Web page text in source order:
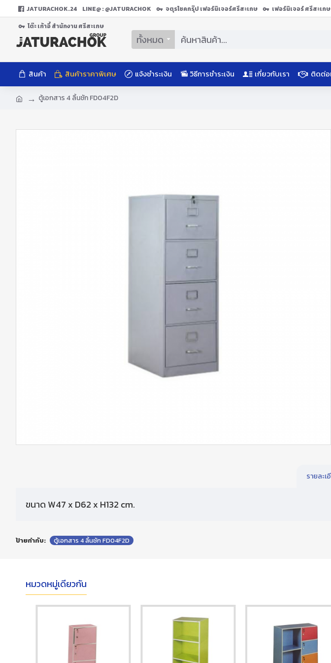
JATURACHOK.24 LINE@ : @JATURACHOK จตุรโชคกรุ๊ป เฟอร์นิเจอร์ศรีสะเกษ เฟอร์นิเจอร์ ศรีสะเกษ
โต๊ะ เก้าอี้ สํานักงาน ศรีสะเกษ
ทั้งหมด
สินค้า สินค้าราคาพิเศษ แจ้งชำระเงิน วิธีการชำระเงิน เกี่ยวกับเรา ติดต่อ
ตู้เอกสาร 4 ลิ้นชัก FD04F2D
รายละ
ขนาด W47 x D62 x H132 cm.
ป้ายกำกับ: ตู้เอกสาร 4 ลิ้นชัก FD04F2D
หมวดหมู่เดียวกัน